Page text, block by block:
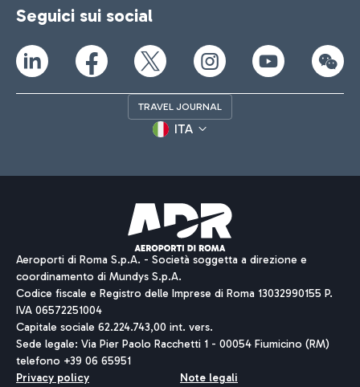
Seguici sui social
TRAVEL JOURNAL
ITA
Aeroporti di Roma S.p.A. - Società soggetta a direzione e
coordinamento di Mundys S.p.A.
Codice fiscale e Registro delle Imprese di Roma 13032990155 P.
IVA 06572251004
Capitale sociale 62.224.743,00 int. vers.
Sede legale: Via Pier Paolo Racchetti 1 - 00054 Fiumicino (RM)
telefono +39 06 65951
Privacy policy
Note legali